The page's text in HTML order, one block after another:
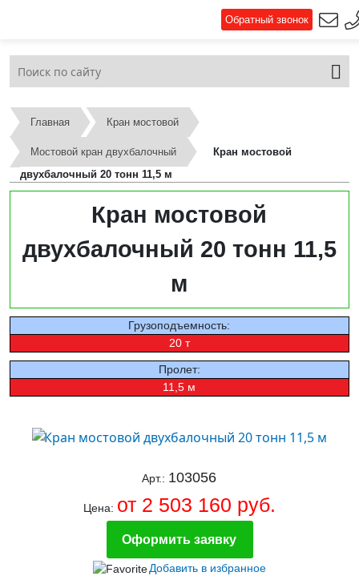
Обратный звонок
Главная Кран мостовой
Мостовой кран двухбалочный
Кран мостовой
двухбалочный 20 тонн 11,5 м
Кран мостовой
двухбалочный 20 тонн 11,5
м
Грузоподъемность:
20 т
Пролет:
11,5 м
Арт.: 103056
Цена: от 2 503 160 руб.
Оформить заявку
Добавить в избранное